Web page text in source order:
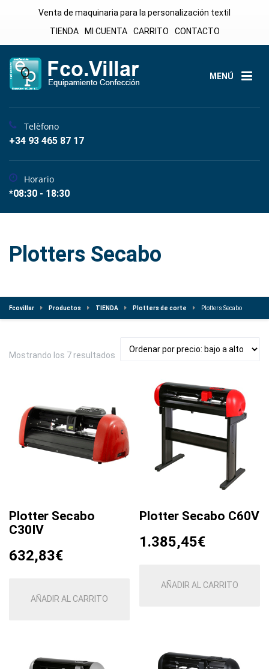
Venta de maquinaria para la personalización textil
TIENDA
MI CUENTA CARRITO CONTACTO
MENÚ
Telèfono
+34 93 465 87 17
Horario
*08:30 - 18:30
Plotters Secabo
Fcovillar Productos TIENDA Plotters de corte Plotters Secabo
Mostrando los 7 resultados Ordenado
a
alto
Plotter Secabo
C30IV
632,83€
AÑADIR AL CARRITO
Plotter Secabo C60V
1.385,45€
AÑADIR AL CARRITO